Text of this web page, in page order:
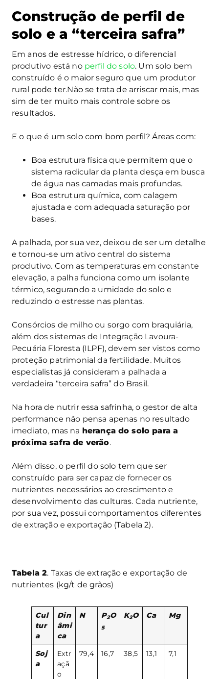
Construção de perfil de
solo e a “terceira safra”
Em anos de estresse hídrico, o diferencial
produtivo está no perfil do solo. Um solo bem
construído é o maior seguro que um produtor
rural pode ter.Não se trata de arriscar mais, mas
sim de ter muito mais controle sobre os
resultados.
E o que é um solo com bom perfil? Áreas com:
Boa estrutura física que permitem que o
sistema radicular da planta desça em busca
de água nas camadas mais profundas.
Boa estrutura química, com calagem
ajustada e com adequada saturação por
bases.
A palhada, por sua vez, deixou de ser um detalhe
e tornou-se um ativo central do sistema
produtivo. Com as temperaturas em constante
elevação, a palha funciona como um isolante
térmico, segurando a umidade do solo e
reduzindo o estresse nas plantas.
Consórcios de milho ou sorgo com braquiária,
além dos sistemas de Integração Lavoura-
Pecuária Floresta (ILPF), devem ser vistos como
proteção patrimonial da fertilidade. Muitos
especialistas já consideram a palhada a
verdadeira “terceira safra” do Brasil.
Na hora de nutrir essa safrinha, o gestor de alta
performance não pensa apenas no resultado
imediato, mas na herança do solo para a
próxima safra de verão.
Além disso, o perfil do solo tem que ser
construído para ser capaz de fornecer os
nutrientes necessários ao crescimento e
desenvolvimento das culturas. Cada nutriente,
por sua vez, possui comportamentos diferentes
de extração e exportação (Tabela 2).
Tabela 2. Taxas de extração e exportação de
nutrientes (kg/t de grãos)
Cul
tur
a
Din
âmi
ca
N P2O
5
K2O Ca Mg
Soj
a
Extr
açã
o
79,4 16,7 38,5 13,1 7,1